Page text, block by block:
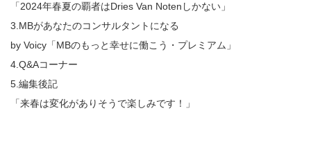
「2024年春夏の覇者はDries Van Notenしかない」
3.MBがあなたのコンサルタントになる
by Voicy「MBのもっと幸せに働こう・プレミアム」
4.Q&Aコーナー
5.編集後記
「来春は変化がありそうで楽しみです！」